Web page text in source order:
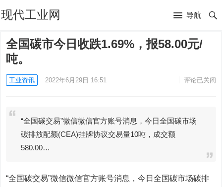
现代工业网 导航
全国碳市今日收跌1.69%，报58.00元/
吨。
工业资讯 2022年6月29日 16:51 评论已关闭
“全国碳交易”微信微信官方账号消息，今日全国碳市场
碳排放配额(CEA)挂牌协议交易量10吨，成交额
580.00…
“全国碳交易”微信微信官方账号消息，今日全国碳市场碳排